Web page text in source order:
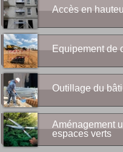
Accès en
Equipement de
Outillage du
Aménagement
espaces verts